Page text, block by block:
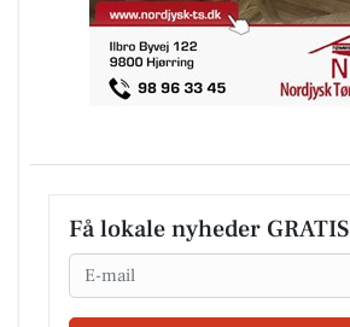
Få lokale nyheder GRATIS
Email